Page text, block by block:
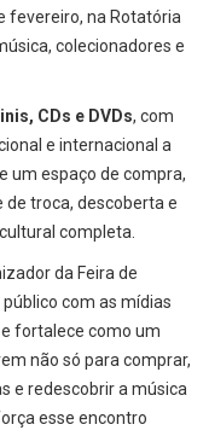
fevereiro, na Rotatória
colecionadores e
CDs e DVDs, com
e internacional a
um espaço de compra,
troca, descoberta e
completa.
da Feira de
com as mídias
fortalece como um
não só para comprar,
e redescobrir a música
esse encontro